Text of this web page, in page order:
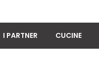
I PARTNER CUCINE